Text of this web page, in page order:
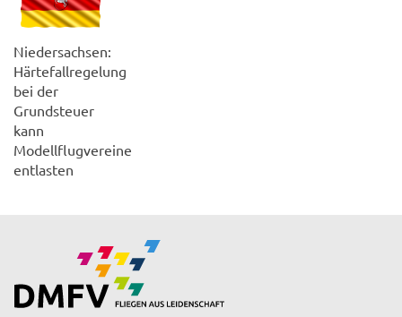
Niedersachsen:
Härtefallregelung
bei der
Grundsteuer
kann
Modellflugvereine
entlasten